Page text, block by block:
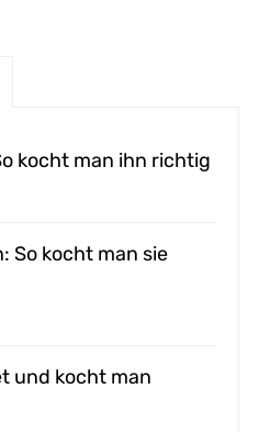
kocht man ihn richtig
So kocht man sie
und kocht man